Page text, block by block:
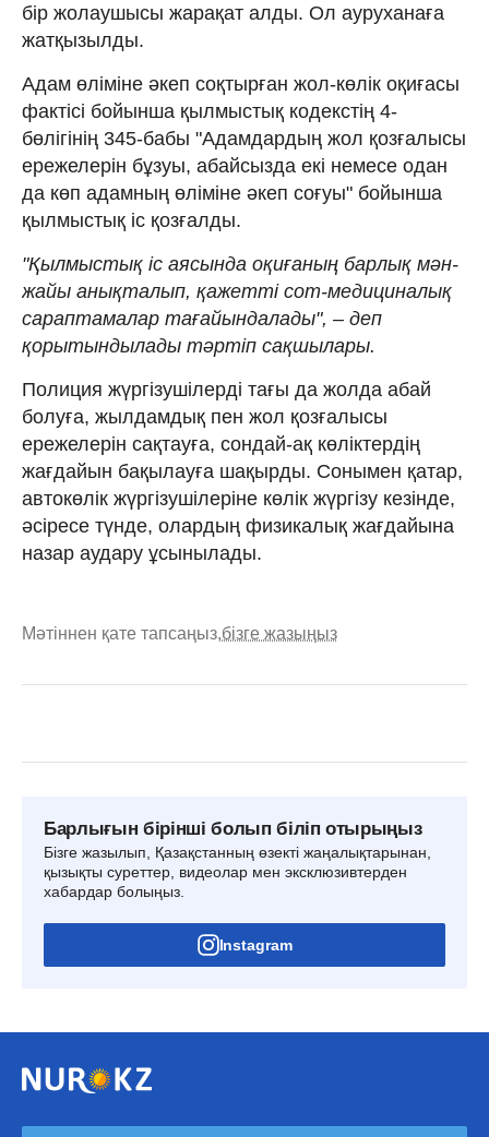
бір жолаушысы жарақат алды. Ол ауруханаға
жатқызылды.
Адам өліміне әкеп соқтырған жол-көлік оқиғасы
фактісі бойынша қылмыстық кодекстің 4-
бөлігінің 345-бабы "Адамдардың жол қозғалысы
ережелерін бұзуы, абайсызда екі немесе одан
да көп адамның өліміне әкеп соғуы" бойынша
қылмыстық іс қозғалды.
"Қылмыстық іс аясында оқиғаның барлық мән-
жайы анықталып, қажетті сот-медициналық
сараптамалар тағайындалады", – деп
қорытындылады тәртіп сақшылары.
Полиция жүргізушілерді тағы да жолда абай
болуға, жылдамдық пен жол қозғалысы
ережелерін сақтауға, сондай-ақ көліктердің
жағдайын бақылауға шақырды. Сонымен қатар,
автокөлік жүргізушілеріне көлік жүргізу кезінде,
әсіресе түнде, олардың физикалық жағдайына
назар аудару ұсынылады.
Мәтіннен қате тапсаңыз,бізге жазыңыз
Барлығын бірінші болып біліп отырыңыз
Бізге жазылып, Қазақстанның өзекті жаңалықтарынан,
қызықты суреттер, видеолар мен эксклюзивтерден
хабардар болыңыз.
Instagram